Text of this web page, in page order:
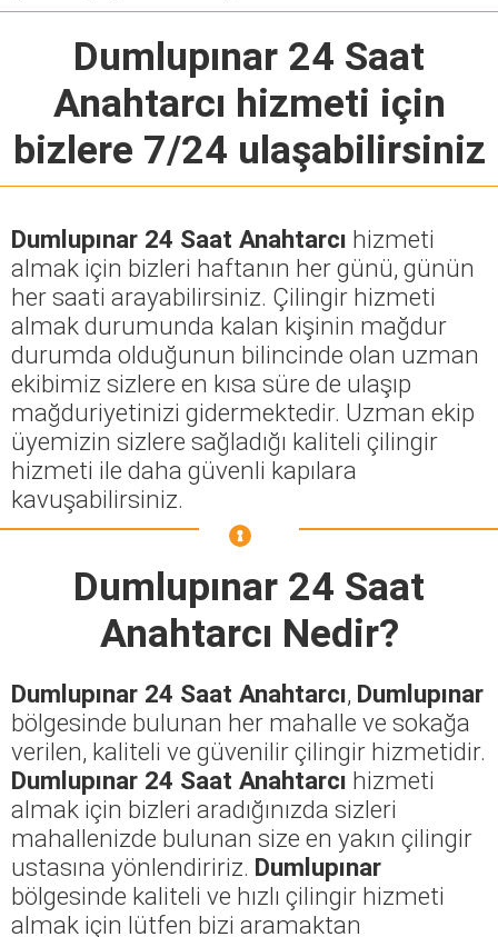
Dumlupınar 24 Saat
Anahtarcı hizmeti için
bizlere 7/24 ulaşabilirsiniz
Dumlupınar 24 Saat Anahtarcı hizmeti
almak için bizleri haftanın her günü, günün
her saati arayabilirsiniz. Çilingir hizmeti
almak durumunda kalan kişinin mağdur
durumda olduğunun bilincinde olan uzman
ekibimiz sizlere en kısa süre de ulaşıp
mağduriyetinizi gidermektedir. Uzman ekip
üyemizin sizlere sağladığı kaliteli çilingir
hizmeti ile daha güvenli kapılara
kavuşabilirsiniz.
Dumlupınar 24 Saat
Anahtarcı Nedir?
Dumlupınar 24 Saat Anahtarcı, Dumlupınar
bölgesinde bulunan her mahalle ve sokağa
verilen, kaliteli ve güvenilir çilingir hizmetidir.
Dumlupınar 24 Saat Anahtarcı hizmeti
almak için bizleri aradığınızda sizleri
mahallenizde bulunan size en yakın çilingir
ustasına yönlendiririz. Dumlupınar
bölgesinde kaliteli ve hızlı çilingir hizmeti
almak için lütfen bizi aramaktan